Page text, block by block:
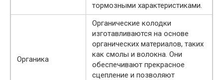
тормозными характеристиками.
Органика
Органические колодки
изготавливаются на основе
органических материалов, таких
как смолы и волокна. Они
обеспечивают прекрасное
сцепление и позволяют